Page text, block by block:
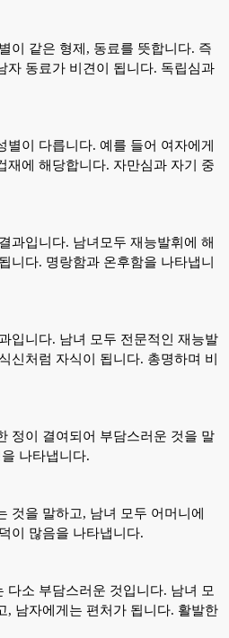
이 같은 형제, 동료를 뜻합니다. 즉
자 동료가 비견이 됩니다. 독립심과
별이 다릅니다. 예를 들어 여자에게
재에 해당합니다. 자만심과 자기 중
과입니다. 남녀모두 재능발휘에 해
니다. 명랑함과 온후함을 나타냅니
입니다. 남녀 모두 전문적인 재능발
신처럼 자식이 됩니다. 총명하며 비
정이 결여되어 부담스러운 것을 말
나타냅니다.
것을 말하고, 남녀 모두 어머니에
이 많음을 나타냅니다.
다소 부담스러운 것입니다. 남녀 모
, 남자에게는 편처가 됩니다. 활발한